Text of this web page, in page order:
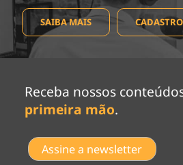
SAIBA MAIS
Receba nossos
primeira mão.
Assine a newsletter